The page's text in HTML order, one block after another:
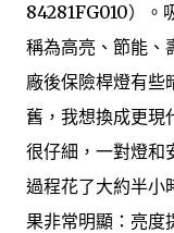
84281FG010）
稱為高亮、節能、
廠後保險桿燈有些
舊，我想換成更現
很仔細，一對燈和
過程花了大約半
果非常明顯：亮度